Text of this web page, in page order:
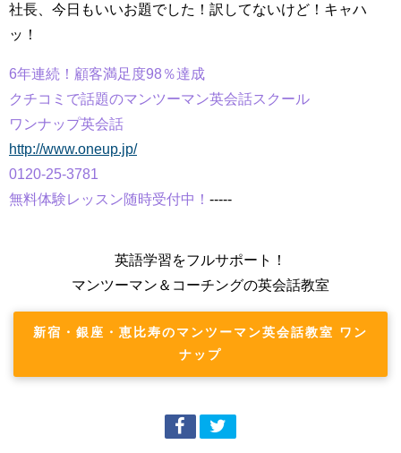
社長、今日もいいお題でした！訳してないけど！キャハ
ッ！
6年連続！顧客満足度98％達成
クチコミで話題のマンツーマン英会話スクール
ワンナップ英会話
http://www.oneup.jp/
0120-25-3781
無料体験レッスン随時受付中！ -----
英語学習をフルサポート！
マンツーマン＆コーチングの英会話教室
新宿・銀座・恵比寿のマンツーマン英会話教室 ワン
ナップ